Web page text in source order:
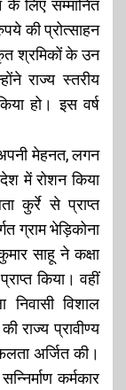
के लिए सम्मानित
की प्रोत्साहन
श्रमिकों के उन
राज्य स्तरीय
हो।इस वर्ष
अपनी मेहनत, लगन
में रोशन किया
कुर्रे से प्राप्त
ग्राम भेड़िकोना
साहू ने कक्षा
किया। वहीं
विशाल
राज्य प्रावीण्य
अर्जित की।
कर्मकार